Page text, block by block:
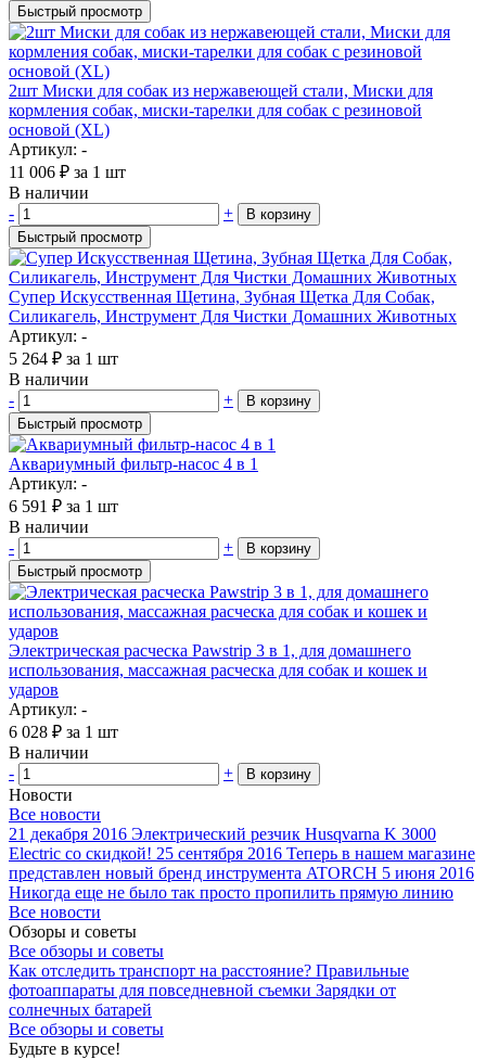
Быстрый просмотр
2шт Миски для собак из нержавеющей стали, Миски для
кормления собак, миски-тарелки для собак с резиновой
основой (XL)
Артикул: -
11 006 ₽ за 1 шт
В наличии
-
+
В корзину
Быстрый просмотр
Супер Искусственная Щетина, Зубная Щетка Для Собак,
Силикагель, Инструмент Для Чистки Домашних Животных
Артикул: -
5 264 ₽ за 1 шт
В наличии
-
+
В корзину
Быстрый просмотр
Аквариумный фильтр-насос 4 в 1
Артикул: -
6 591 ₽ за 1 шт
В наличии
-
+
В корзину
Быстрый просмотр
Электрическая расческа Pawstrip 3 в 1, для домашнего
использования, массажная расческа для собак и кошек и
ударов
Артикул: -
6 028 ₽ за 1 шт
В наличии
-
+ В корзину
Новости
Все новости
21 декабря 2016 Электрический резчик Husqvarna K 3000
Electric со скидкой! 25 сентября 2016 Теперь в нашем магазине
представлен новый бренд инструмента ATORCH 5 июня 2016
Никогда еще не было так просто пропилить прямую линию
Все новости
Обзоры и советы
Все обзоры и советы
Как отследить транспорт на расстояние? Правильные
фотоаппараты для повседневной съемки Зарядки от
солнечных батарей
Все обзоры и советы
Будьте в курсе!